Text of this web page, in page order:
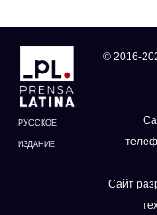
РУССКОЕ
ИЗДАНИЕ
© 2016-
Сайт